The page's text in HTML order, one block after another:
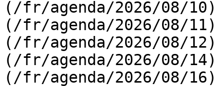
(/fr/agenda/2026/08/
(/fr/agenda/2026/08/
(/fr/agenda/2026/08/
(/fr/agenda/2026/08/
(/fr/agenda/2026/08/